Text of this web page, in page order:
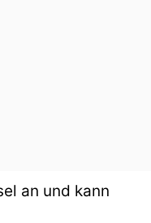
an und kann